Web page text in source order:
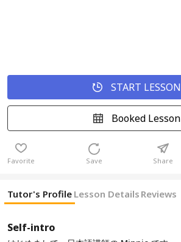
START LESSON
Booked Lesson
Favorite Save Share
Tutor's Profile Lesson Details Reviews
Self-intro